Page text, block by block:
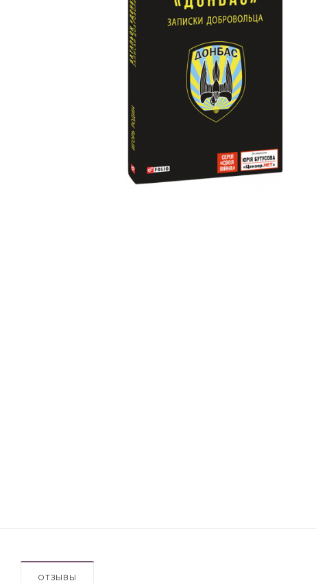
ОТЗЫВЫ